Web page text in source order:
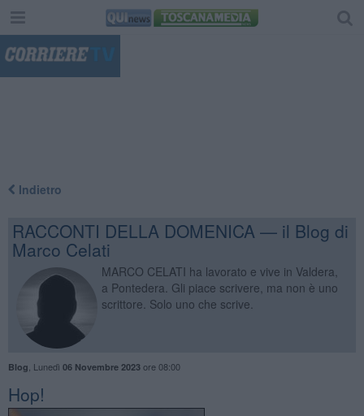
Indietro
RACCONTI DELLA DOMENICA — il Blog di
Marco Celati
MARCO CELATI ha lavorato e vive in Valdera,
a Pontedera. Gli piace scrivere, ma non è uno
scrittore. Solo uno che scrive.
Blog Lunedì 06 Novembre 2023ore 08:00
Hop!